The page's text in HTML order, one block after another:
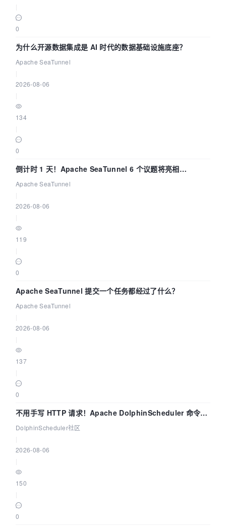
0
为什么开源数据集成是 AI 时代的数据基础设施底座？
Apache SeaTunnel
2026-08-06
134
0
倒计时 1 天！Apache SeaTunnel 6 个议题将亮相
Community Over Code Asia 2026
Apache SeaTunnel
2026-08-06
119
0
Apache SeaTunnel 提交一个任务都经过了什么？
Apache SeaTunnel
2026-08-06
137
0
不用手写 HTTP 请求！Apache DolphinScheduler 命令行
dsctl 两分钟上手
DolphinScheduler社区
2026-08-06
150
0